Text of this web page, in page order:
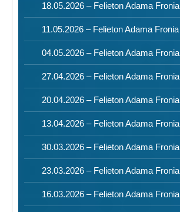
18.05.2026 – Felieton Adama Fronia
11.05.2026 – Felieton Adama Fronia
04.05.2026 – Felieton Adama Fronia
27.04.2026 – Felieton Adama Fronia
20.04.2026 – Felieton Adama Fronia
13.04.2026 – Felieton Adama Fronia
30.03.2026 – Felieton Adama Fronia
23.03.2026 – Felieton Adama Fronia
16.03.2026 – Felieton Adama Fronia